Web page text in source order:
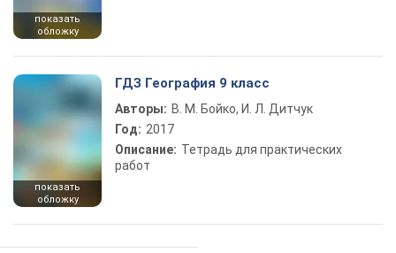
показать
обложку
показать
обложку
ГДЗ География 9 класс
Авторы: В. М. Бойко, И. Л. Дитчук
Год: 2017
Описание: Тетрадь для практических
работ